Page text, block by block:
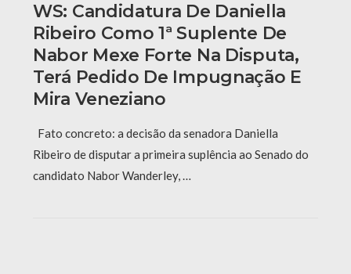
WS: Candidatura De Daniella
Ribeiro Como 1ª Suplente De
Nabor Mexe Forte Na Disputa,
Terá Pedido De Impugnação E
Mira Veneziano
Fato concreto: a decisão da senadora Daniella
Ribeiro de disputar a primeira suplência ao Senado do
candidato Nabor Wanderley, …